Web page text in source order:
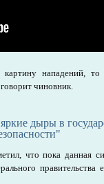
картину нападений,
чиновник.
дыры в
что пока данная
правительства